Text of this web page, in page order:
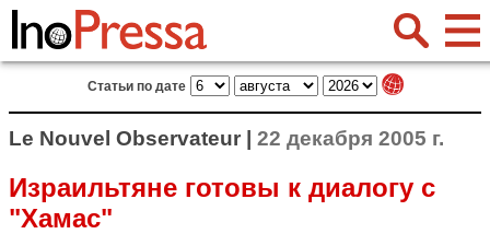
Статьи по дате
Le Nouvel Observateur | 22 декабря 2005 г.
Израильтяне готовы к диалогу с
"Хамас"